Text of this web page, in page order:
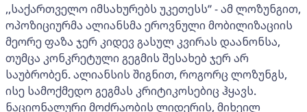
,,საქართველო იმსახურებს უკეთესს’’ - ამ ლოზუნგით,
ოპოზიციურმა ალიანსმა ეროვნული მობილიზაციის
მეორე ფაზა ჯერ კიდევ გასულ კვირას დაანონსა,
თუმცა კონკრეტული გეგმის შესახებ ჯერ არ
საუბრობენ. ალიანსის შიგნით, როგორც ლოზუნგს,
ისე სამოქმედო გეგმას კრიტიკოსებიც ჰყავს.
ნაციონალური მოძრაობის ლიდერის, მიხეილ